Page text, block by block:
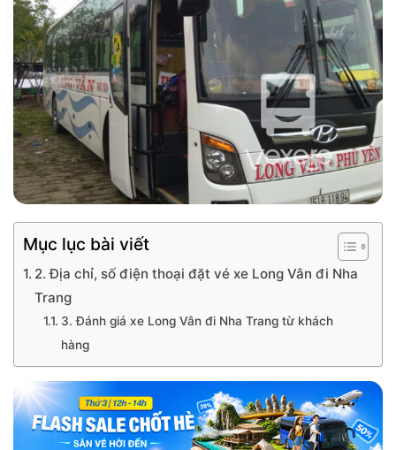
Mục lục bài viết
2. Địa chỉ, số điện thoại đặt vé xe Long Vân đi Nha
Trang
3. Đánh giá xe Long Vân đi Nha Trang từ khách
hàng